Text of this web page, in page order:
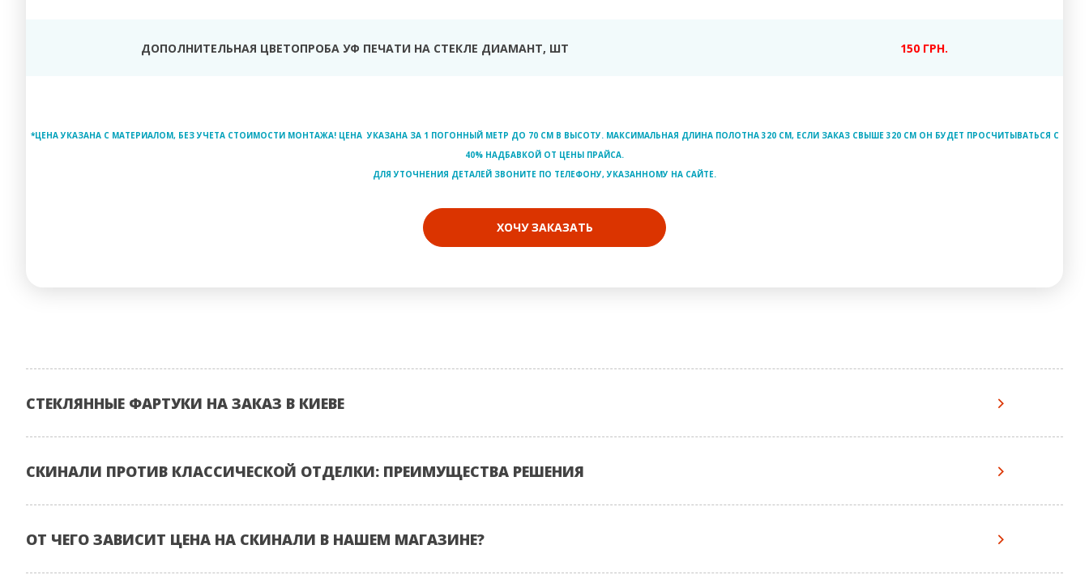
ДОПОЛНИТЕЛЬНАЯ ЦВЕТОПРОБА УФ ПЕЧАТИ НА СТЕКЛЕ ДИАМАНТ, ШТ 150 ГРН.
*ЦЕНА УКАЗАНА С МАТЕРИАЛОМ, БЕЗ УЧЕТА СТОИМОСТИ МОНТАЖА! ЦЕНА УКАЗАНА ЗА 1 ПОГОННЫЙ МЕТР ДО 70 СМ В ВЫСОТУ. МАКСИМАЛЬНАЯ ДЛИНА ПОЛОТНА 320 СМ, ЕСЛИ ЗАКАЗ СВЫШЕ 320 СМ ОН БУДЕТ ПРОСЧИТЫВАТЬСЯ С
40% НАДБАВКОЙ ОТ ЦЕНЫ ПРАЙСА.
ДЛЯ УТОЧНЕНИЯ ДЕТАЛЕЙ ЗВОНИТЕ ПО ТЕЛЕФОНУ, УКАЗАННОМУ НА САЙТЕ.
ХОЧУ ЗАКАЗАТЬ
СТЕКЛЯННЫЕ ФАРТУКИ НА ЗАКАЗ В КИЕВЕ
СКИНАЛИ ПРОТИВ КЛАССИЧЕСКОЙ ОТДЕЛКИ: ПРЕИМУЩЕСТВА РЕШЕНИЯ
ОТ ЧЕГО ЗАВИСИТ ЦЕНА НА СКИНАЛИ В НАШЕМ МАГАЗИНЕ?